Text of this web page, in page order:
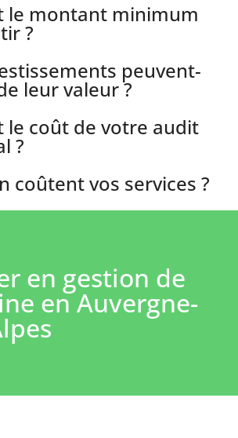
le montant minimum
?
peuvent-
leur valeur ?
le coût de votre audit
?
coûtent vos services ?
en gestion de
en Auvergne-